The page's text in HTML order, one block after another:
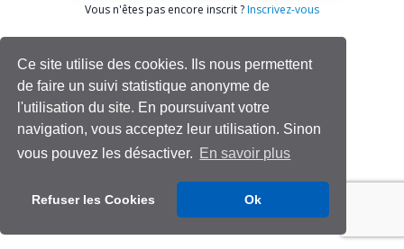
Ce site utilise des cookies. Ils nous permettent
de faire un suivi statistique anonyme de
l'utilisation du site. En poursuivant votre
navigation, vous acceptez leur utilisation. Sinon
vous pouvez les désactiver. En savoir plus
Refuser les Cookies Ok
Vous n'êtes pas encore inscrit ? Inscrivez-vous